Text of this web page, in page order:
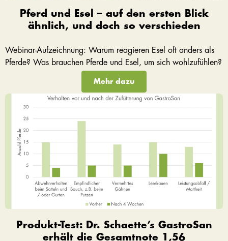
Pferd und Esel – auf den ersten Blick
ähnlich, und doch so verschieden
Webinar-Aufzeichnung: Warum reagieren Esel oft anders als
Pferde? Was brauchen Pferde und Esel, um sich wohlzufühlen?
Mehr dazu
Produkt-Test: Dr. Schaette’s GastroSan
erhält die Gesamtnote 1,56